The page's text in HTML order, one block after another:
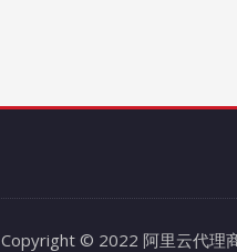
Copyright © 2022 阿里云代理